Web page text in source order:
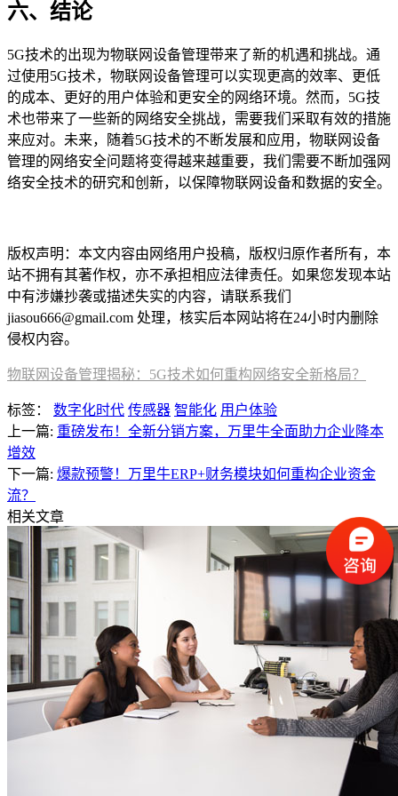
六、结论
5G技术的出现为物联网设备管理带来了新的机遇和挑战。通
过使用5G技术，物联网设备管理可以实现更高的效率、更低
的成本、更好的用户体验和更安全的网络环境。然而，5G技
术也带来了一些新的网络安全挑战，需要我们采取有效的措施
来应对。未来，随着5G技术的不断发展和应用，物联网设备
管理的网络安全问题将变得越来越重要，我们需要不断加强网
络安全技术的研究和创新，以保障物联网设备和数据的安全。
版权声明：本文内容由网络用户投稿，版权归原作者所有，本
站不拥有其著作权，亦不承担相应法律责任。如果您发现本站
中有涉嫌抄袭或描述失实的内容，请联系我们
jiasou666@gmail.com 处理，核实后本网站将在24小时内删除
侵权内容。
物联网设备管理揭秘：5G技术如何重构网络安全新格局？
标签： 数字化时代 传感器 智能化 用户体验
上一篇: 重磅发布！全新分销方案，万里牛全面助力企业降本
增效
下一篇: 爆款预警！万里牛ERP+财务模块如何重构企业资金
流？
相关文章